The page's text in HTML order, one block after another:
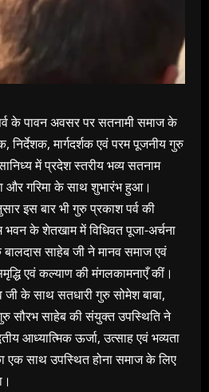
के पावन अवसर पर सतनामी समाज के
मार्गदर्शक एवं परम पूजनीय गुरु
में प्रदेश स्तरीय भव्य सतनाम
और गरिमा के साथ शुभारंभ हुआ।
इस बार भी गुरु प्रकाश पर्व की
के शेतखाम में विधिवत पूजा-अर्चना
साहेब जी ने मानव समाज एवं
एवं कल्याण की मंगलकामनाएँ कीं।
के साथ सतधारी गुरु सोमेश बाबा,
सौरभ साहेब की संयुक्त उपस्थिति ने
आध्यात्मिक ऊर्जा, उत्साह एवं भव्यता
एक साथ उपस्थित होना समाज के लिए